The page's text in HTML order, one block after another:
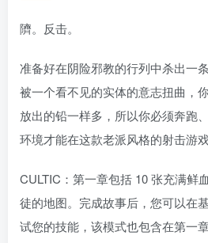
隮。反击。
准备好在阴险邪教的行列中杀出一
被一个看不见的实体的意志扭曲，
放出的铅一样多，所以你必须奔跑
环境才能在这款老派风格的射击游戏
CULTIC：第一章包括 10 张充满鲜
徒的地图。完成故事后，您可以在
试您的技能，该模式也包含在第一章